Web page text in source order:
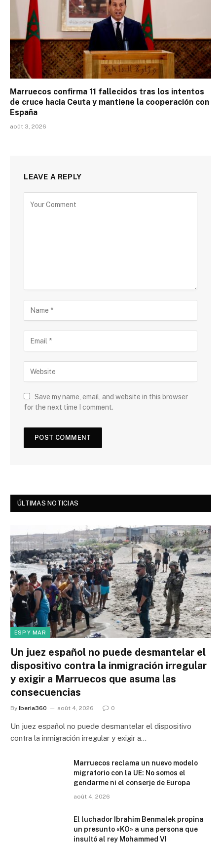
Marruecos confirma 11 fallecidos tras los intentos
de cruce hacia Ceuta y mantiene la cooperación con
España
août 3, 2026
LEAVE A REPLY
Save my name, email, and website in this browser
for the next time I comment.
ÚLTIMAS NOTICIAS
ESP Y MAR
Un juez español no puede desmantelar el
dispositivo contra la inmigración irregular
y exigir a Marruecos que asuma las
consecuencias
By Iberia360 août 4, 2026 0
Un juez español no puede desmantelar el dispositivo
contra la inmigración irregular y exigir a…
Marruecos reclama un nuevo modelo
migratorio con la UE: No somos el
gendarme ni el conserje de Europa
août 4, 2026
El luchador Ibrahim Benmalek propina
un presunto «KO» a una persona que
insultó al rey Mohammed VI